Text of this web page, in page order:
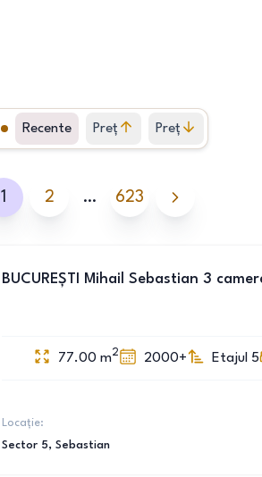
Recente Preț
crescător
Preț
descrescător
1 2 … 623
BUCUREȘTI Mihail Sebastian 3
77.00 m2 2000+ Etajul 5
Locație:
Sector 5, Sebastian